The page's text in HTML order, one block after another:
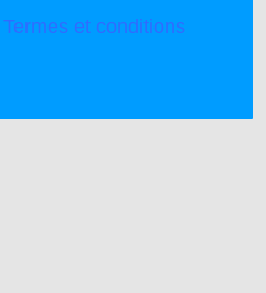
Termes et conditions